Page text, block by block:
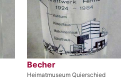
Becher
Heimatmuseum Quierschied